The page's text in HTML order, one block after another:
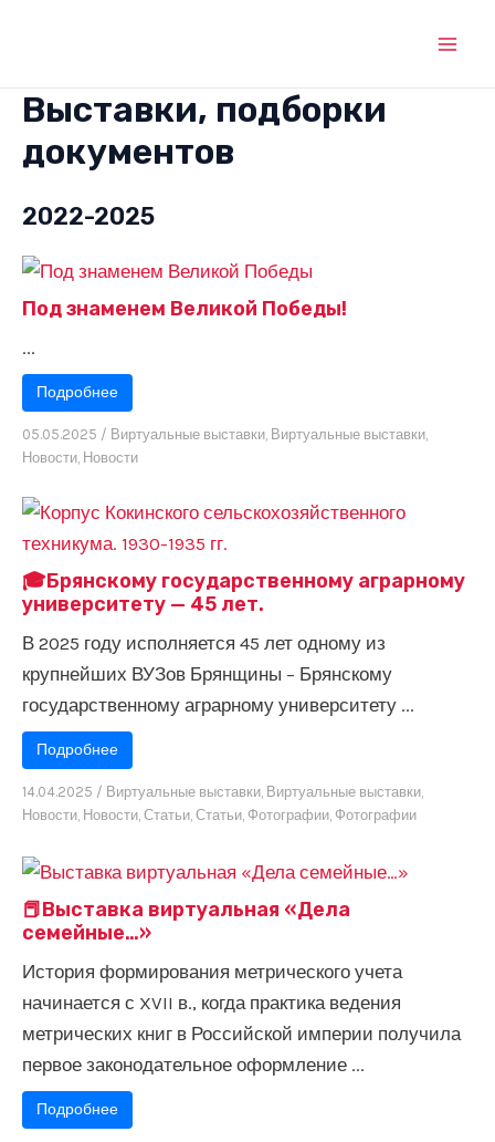
Выставки, подборки
документов
2022-2025
Под знаменем Великой Победы!
...
Подробнее
05.05.2025 / Виртуальные выставки, Виртуальные выставки,
Новости, Новости
🎓Брянскому государственному аграрному
университету — 45 лет.
В 2025 году исполняется 45 лет одному из
крупнейших ВУЗов Брянщины – Брянскому
государственному аграрному университету ...
Подробнее
14.04.2025 / Виртуальные выставки, Виртуальные выставки,
Новости, Новости, Статьи, Статьи, Фотографии, Фотографии
📕Выставка виртуальная «Дела
семейные…»
История формирования метрического учета
начинается с XVII в., когда практика ведения
метрических книг в Российской империи получила
первое законодательное оформление ...
Подробнее